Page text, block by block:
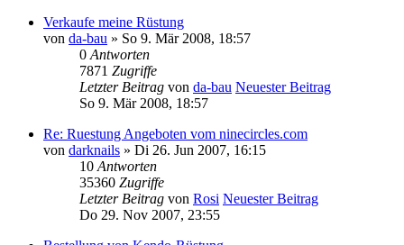
Verkaufe meine Rüstung
von da-bau » So 9. Mär 2008, 18:57
0 Antworten
7871 Zugriffe
Letzter Beitrag von da-bau Neuester Beitrag
So 9. Mär 2008, 18:57
Re: Ruestung Angeboten vom ninecircles.com
von darknails » Di 26. Jun 2007, 16:15
10 Antworten
35360 Zugriffe
Letzter Beitrag von Rosi Neuester Beitrag
Do 29. Nov 2007, 23:55